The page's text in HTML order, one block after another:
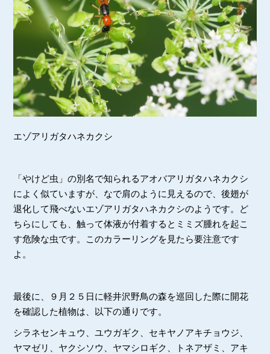
エゾアリガタハネカクシ
「やけど虫」の別名で知られるアオバアリガタハネカクシ
によく似ていますが、なで肩のように見えるので、後翅が
退化して飛べないエゾアリガタハネカクシのようです。ど
ちらにしても、触って体液が付着するとミミズ腫れを起こ
す危険な虫です。このカラーリングを見たら要注意です
よ。
最後に、９月２５日に軽井沢野鳥の森を巡回した際に開花
を確認した植物は、以下の通りです。
シラネセンキュウ、ユウガギク、セキヤノアキチョウジ、
ヤマゼリ、ヤクシソウ、ヤマシロギク、トネアザミ、アキ